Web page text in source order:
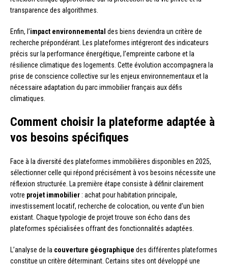
transparence des algorithmes.
Enfin, l’impact environnemental des biens deviendra un critère de
recherche prépondérant. Les plateformes intégreront des indicateurs
précis sur la performance énergétique, l’empreinte carbone et la
résilience climatique des logements. Cette évolution accompagnera la
prise de conscience collective sur les enjeux environnementaux et la
nécessaire adaptation du parc immobilier français aux défis
climatiques.
Comment choisir la plateforme adaptée à
vos besoins spécifiques
Face à la diversité des plateformes immobilières disponibles en 2025,
sélectionner celle qui répond précisément à vos besoins nécessite une
réflexion structurée. La première étape consiste à définir clairement
votre projet immobilier : achat pour habitation principale,
investissement locatif, recherche de colocation, ou vente d’un bien
existant. Chaque typologie de projet trouve son écho dans des
plateformes spécialisées offrant des fonctionnalités adaptées.
L’analyse de la couverture géographique des différentes plateformes
constitue un critère déterminant. Certains sites ont développé une